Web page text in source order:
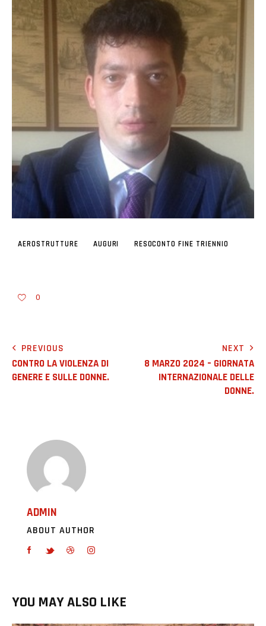
AEROSTRUTTURE AUGURI RESOCONTO FINE TRIENNIO
0
PREVIOUS
CONTRO LA VIOLENZA DI
GENERE E SULLE DONNE.
NEXT
8 MARZO 2024 – GIORNATA
INTERNAZIONALE DELLE
DONNE.
ADMIN
ABOUT AUTHOR
YOU MAY ALSO LIKE